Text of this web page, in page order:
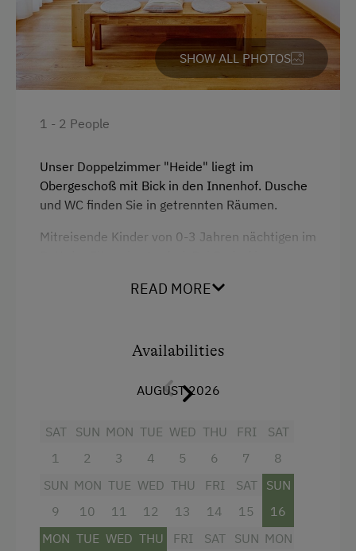
Experience Farm Activities
Culinary Delights
Farm Gate Sales
Holidays for Two
Holidays with Friends
Sustainable Holidays
SHOW ALL PHOTOS
1 - 2 People
Unser Doppelzimmer "Heide" liegt im
Obergeschoß mit Bick in den Innenhof. Dusche
und WC finden Sie in getrennten Räumen.
Mitreisende Kinder von 0-3 Jahren nächtigen im
gestellt werden.
Garden view
Towels
Hypoallergenic pillows
Premium movie channels
READ MORE
Availabilities
AUGUST 2026
SAT
1
SUN
2
MON
3
TUE
4
WED
5
THU
6
FRI
7
SAT
8
SUN
9
MON
10
TUE
11
WED
12
THU
13
FRI
14
SAT
15
SUN
16
MON TUE WED THU
FRI
SAT
SUN MON